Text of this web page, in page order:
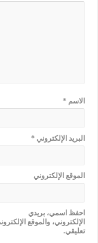
الاسم*
البريد الإلكتروني*
الموقع الإلكتروني
احفظ اسمي، بريدي
الإلكتروني، والموقع
تعليقي.